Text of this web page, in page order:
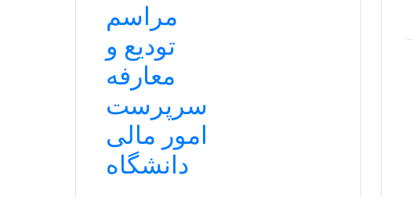
مراسم
تودیع و
معارفه
سرپرست
امور مالی
دانشگاه